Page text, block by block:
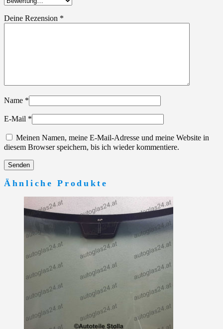
Deine Rezension *
Name *
E-Mail *
Meinen Namen, meine E-Mail-Adresse und meine Website in
diesem Browser speichern, bis ich wieder kommentiere.
Ähnliche Produkte